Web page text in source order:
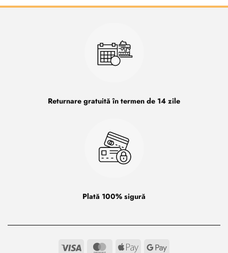
Returnare gratuită în termen de 14 zile
Plată 100% sigură
Visa MasterCard
Apple Google